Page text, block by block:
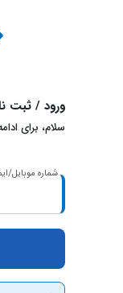
ورود / ثبت
سلام، برای
شماره موبایل/